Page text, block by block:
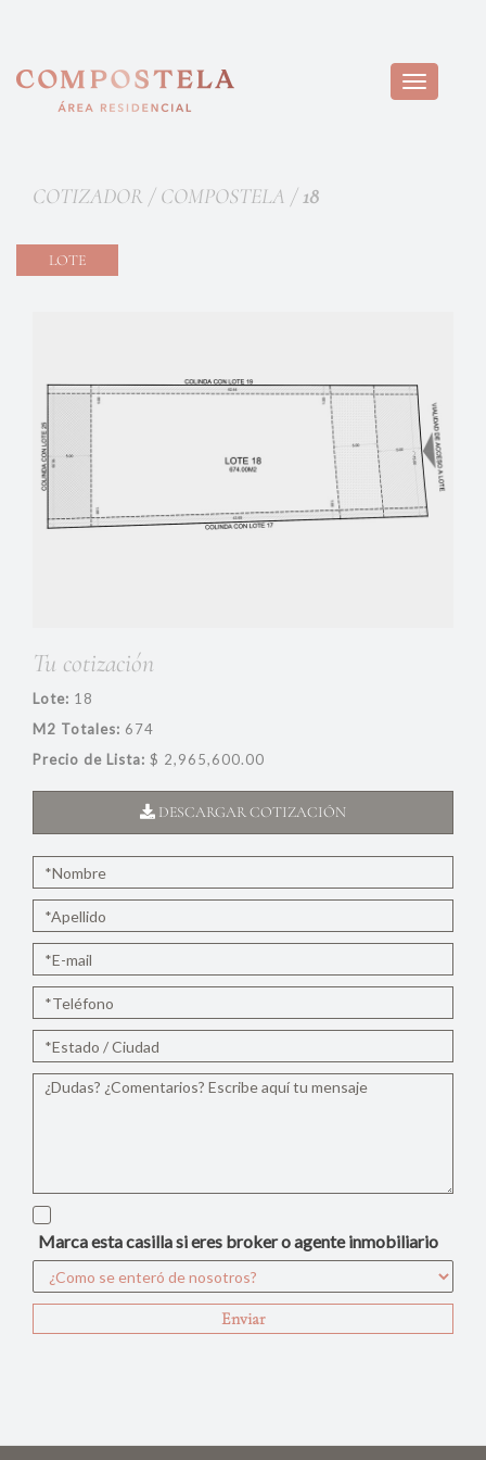
Toggle
navigation
COTIZADOR / COMPOSTELA /18
LOTE
Tu cotización
Lote: 18
M2 Totales: 674
Precio de Lista: $ 2,965,600.00
DESCARGAR COTIZACIÓN
Marca esta casilla si eres broker o agente inmobiliario
Enviar